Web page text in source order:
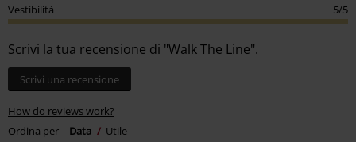
Vestibilità 5/5
Scrivi la tua recensione di "Walk The Line".
Scrivi una recensione
How do reviews work?
Ordina per
Data Utile